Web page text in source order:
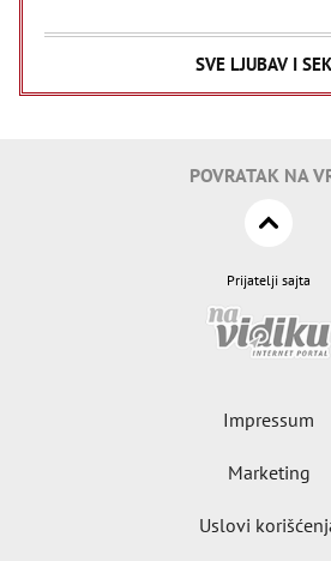
SVE LJUBAV I
POVRATAK NA
Prijatelji sajta
Impressum
Marketing
Uslovi